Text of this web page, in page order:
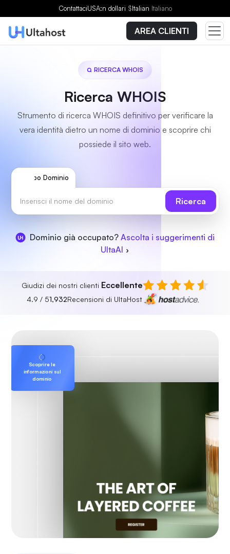
ContattaciUSA:n dollari $Italian Italiano
AREA CLIENTI
RICERCA WHOIS
Ricerca WHOIS
Strumento di ricerca WHOIS definitivo per verificare la
vera identità dietro un nome di dominio e scoprire chi
possiede il sito web.
Tipo Dominio
Ricerca
Dominio già occupato? Ascolta i suggerimenti di
UltaAI
Giudizi dei nostri clienti Eccellente
4.9 / 51,932Recensioni di UltaHost
Scoprire le
informazioni sul
dominio